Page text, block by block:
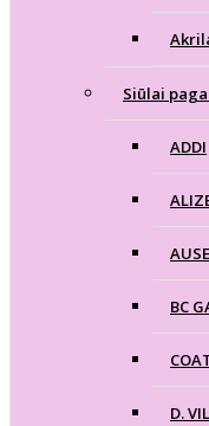
Siūlai
ADDI
BC
D.